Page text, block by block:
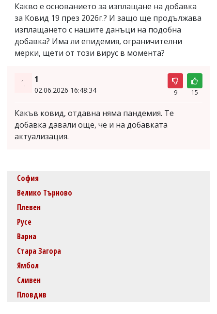
Какво е основанието за изплащане на добавка
за Ковид 19 през 2026г.? И защо ще продължава
изплащането с нашите данъци на подобна
добавка? Има ли епидемия, ограничителни
мерки, щети от този вирус в момента?
1. 1
02.06.2026 16:48:34 9 15
Какъв ковид, отдавна няма пандемия. Те
добавка давали още, че и на добавката
актуализация.
София
Велико Търново
Плевен
Русе
Варна
Стара Загора
Ямбол
Сливен
Пловдив